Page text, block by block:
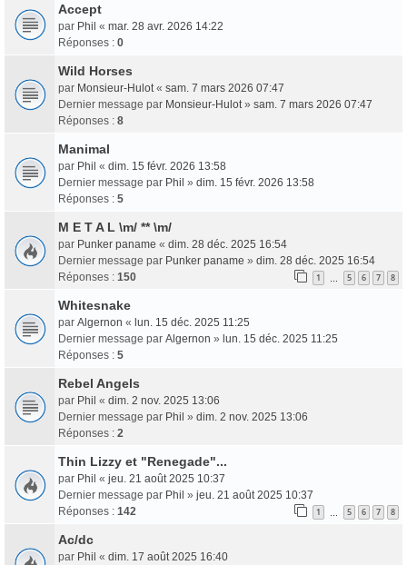
Accept
par Phil « mar. 28 avr. 2026 14:22
Réponses : 0
Wild Horses
par Monsieur-Hulot « sam. 7 mars 2026 07:47
Dernier message par Monsieur-Hulot » sam. 7 mars 2026 07:47
Réponses : 8
Manimal
par Phil « dim. 15 févr. 2026 13:58
Dernier message par Phil » dim. 15 févr. 2026 13:58
Réponses : 5
M E T A L \m/ ** \m/
par Punker paname « dim. 28 déc. 2025 16:54
Dernier message par Punker paname » dim. 28 déc. 2025 16:54
Réponses : 150 1 5 6 7 8
Whitesnake
par Algernon « lun. 15 déc. 2025 11:25
Dernier message par Algernon » lun. 15 déc. 2025 11:25
Réponses : 5
Rebel Angels
par Phil « dim. 2 nov. 2025 13:06
Dernier message par Phil » dim. 2 nov. 2025 13:06
Réponses : 2
Thin Lizzy et "Renegade"...
par Phil « jeu. 21 août 2025 10:37
Dernier message par Phil » jeu. 21 août 2025 10:37
Réponses : 142 1 5 6 7 8
Ac/dc
par Phil « dim. 17 août 2025 16:40